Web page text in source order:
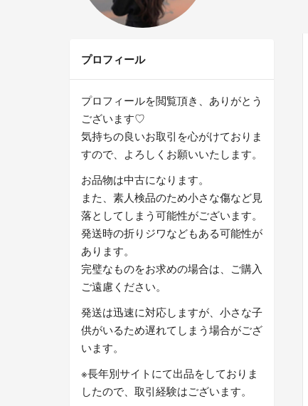
プロフィール
プロフィールを閲覧頂き、ありがとう
ございます♡
気持ちの良いお取引を心がけておりま
すので、よろしくお願いいたします。
お品物は中古になります。
また、素人検品のため小さな傷など見
落としてしまう可能性がございます。
発送時の折りジワなどもある可能性が
あります。
完璧なものをお求めの場合は、ご購入
ご遠慮ください。
発送は迅速に対応しますが、小さな子
供がいるため遅れてしまう場合がござ
います。
※長年別サイトにて出品をしておりま
したので、取引経験はございます。